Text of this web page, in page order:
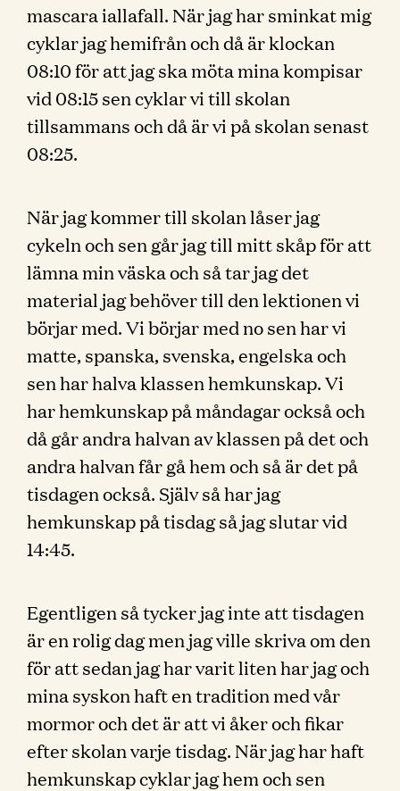
mascara iallafall. När jag har sminkat mig
cyklar jag hemifrån och då är klockan
08:10 för att jag ska möta mina kompisar
vid 08:15 sen cyklar vi till skolan
tillsammans och då är vi på skolan senast
08:25.
När jag kommer till skolan låser jag
cykeln och sen går jag till mitt skåp för att
lämna min väska och så tar jag det
material jag behöver till den lektionen vi
börjar med. Vi börjar med no sen har vi
matte, spanska, svenska, engelska och
sen har halva klassen hemkunskap. Vi
har hemkunskap på måndagar också och
då går andra halvan av klassen på det och
andra halvan får gå hem och så är det på
tisdagen också. Själv så har jag
hemkunskap på tisdag så jag slutar vid
14:45.
Egentligen så tycker jag inte att tisdagen
är en rolig dag men jag ville skriva om den
för att sedan jag har varit liten har jag och
mina syskon haft en tradition med vår
mormor och det är att vi åker och fikar
efter skolan varje tisdag. När jag har haft
hemkunskap cyklar jag hem och sen